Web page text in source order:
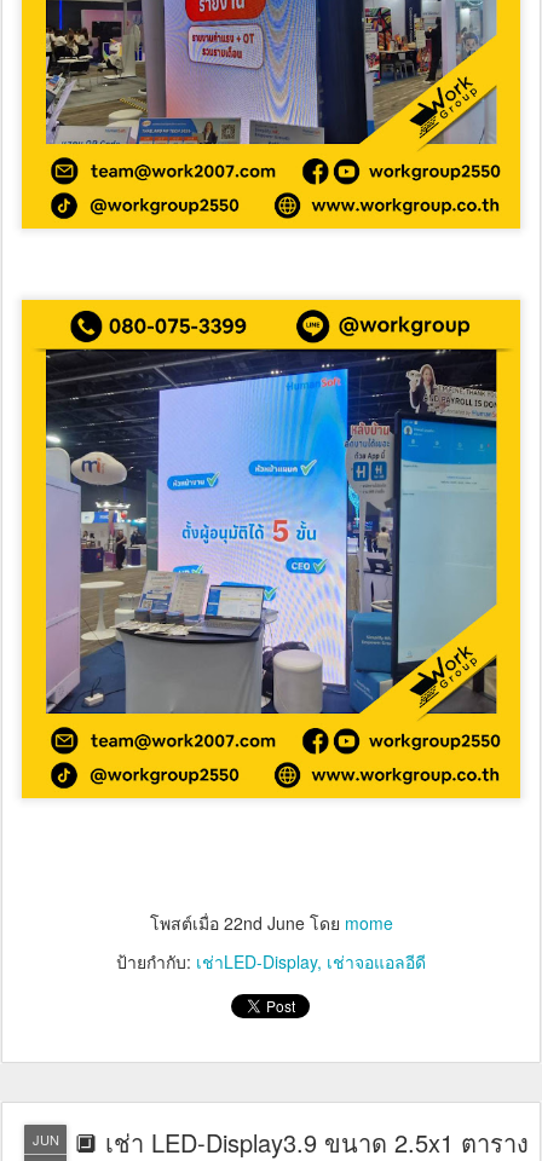
โพสต์เมื่อ 22nd Juneโดย mome
ป้ายกำกับ: เช่าLED-Display เช่าจอแอลอีดี
JUN 🔲 เช่า LED-Display3.9 ขนาด 2.5x1 ตาราง